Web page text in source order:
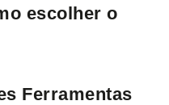
escolher o
Ferramentas